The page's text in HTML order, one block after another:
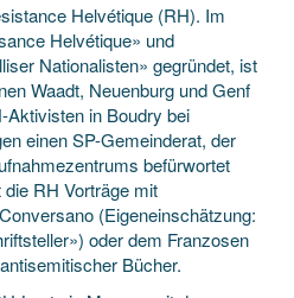
Helvétique (RH). Im
Helvétique» und
Nationalisten» gegründet, ist
Waadt, Neuenburg und Genf
Aktivisten in Boudry bei
einen SP-Gemeinderat, der
befürwortet
RH Vorträge mit
(Eigeneinschätzung:
oder dem Franzosen
Bücher.